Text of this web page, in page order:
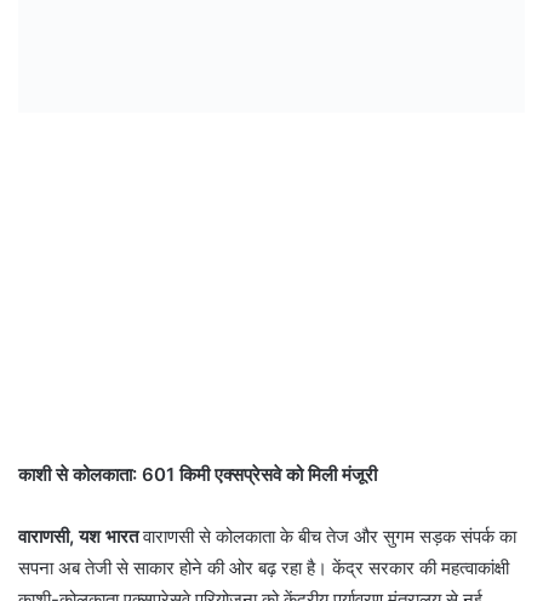
काशी से कोलकाता: 601 किमी एक्सप्रेसवे को मिली मंजूरी
वाराणसी, यश भारतवाराणसी से कोलकाता के बीच तेज और सुगम सड़क संपर्क का
सपना अब तेजी से साकार होने की ओर बढ़ रहा है। केंद्र सरकार की महत्वाकांक्षी